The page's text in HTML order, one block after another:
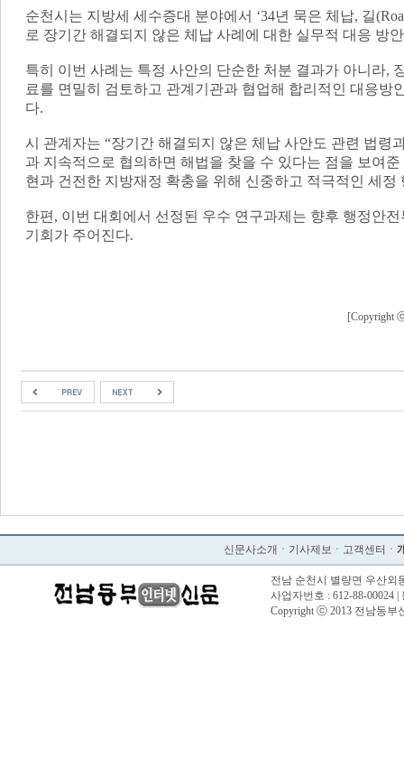
순천시는 지방세 세수증대 분야에서 ‘34년 묵은 체납, 길
로 장기간 해결되지 않은 체납 사례에 대한 실무적 대응 방
특히 이번 사례는 특정 사안의 단순한 처분 결과가 아니라,
료를 면밀히 검토하고 관계기관과 협업해 합리적인 대응방
다.
시 관계자는 “장기간 해결되지 않은 체납 사안도 관련 법령
과 지속적으로 협의하면 해법을 찾을 수 있다는 점을 보여
현과 건전한 지방재정 확충을 위해 신중하고 적극적인 세정
한편, 이번 대회에서 선정된 우수 연구과제는 향후 행정안
기회가 주어진다.
[Copyright
신문사소개 ㆍ 기사제보 ㆍ 고객센터 ㆍ
전남 순천시 별량면 우산외
사업자번호 : 612-88-00024
Copyright ⓒ 2013 전남동부